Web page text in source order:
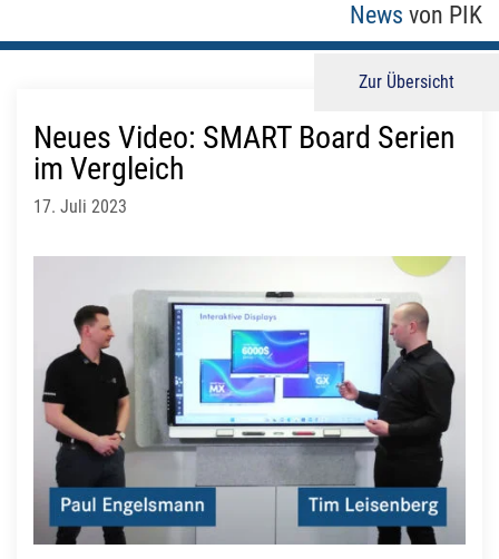
News von PIK
Zur Übersicht
Neues Video: SMART Board Serien
im Vergleich
17. Juli 2023